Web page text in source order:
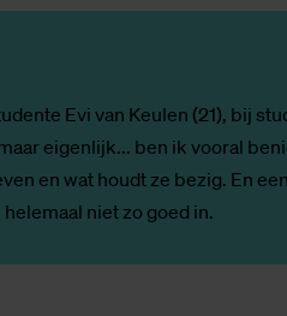
Evi van Keulen (21), bij
eigenlijk... ben ik vooral
en wat houdt ze bezig. En
niet zo goed in.